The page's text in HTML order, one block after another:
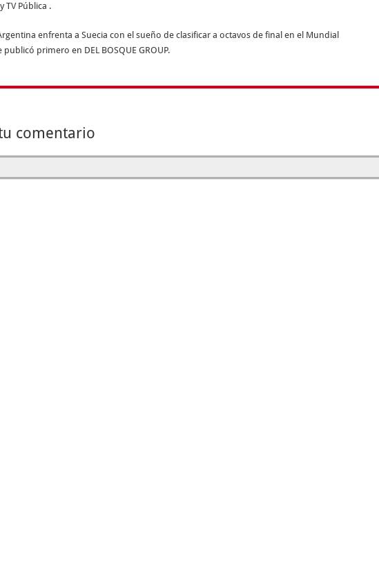
TV Pública .
enfrenta a Suecia con el sueño de clasificar a octavos de final en el Mundial
primero en DEL BOSQUE GROUP.
comentario